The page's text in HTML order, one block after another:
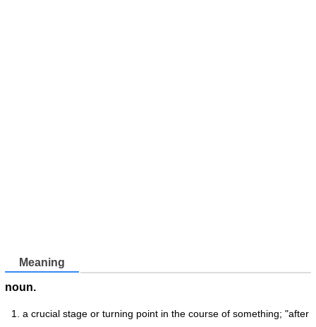
Meaning
noun.
a crucial stage or turning point in the course of something; "after